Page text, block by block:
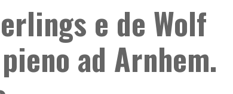
e de Wolf
ad Arnhem.